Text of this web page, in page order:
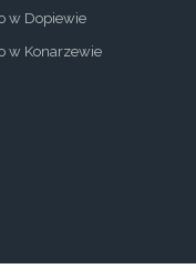
w Dopiewie
w Konarzewie